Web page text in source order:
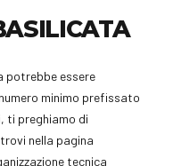
potrebbe essere
minimo prefissato
ti preghiamo di
nella pagina
tecnica